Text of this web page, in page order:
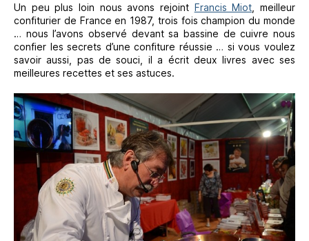
Un peu plus loin nous avons rejoint Francis Miot , meilleur
confiturier de France en 1987, trois fois champion du monde
… nous l’avons observé devant sa bassine de cuivre nous
confier les secrets d’une confiture réussie … si vous voulez
savoir aussi, pas de souci, il a écrit deux livres avec ses
meilleures recettes et ses astuces.